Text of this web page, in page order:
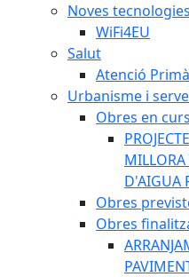
Noves tecnologies
WiFi4EU
Salut
Atenció
Urbanisme i
Obres en curs
MILLORA
D'AIGUA
Obres
Obres